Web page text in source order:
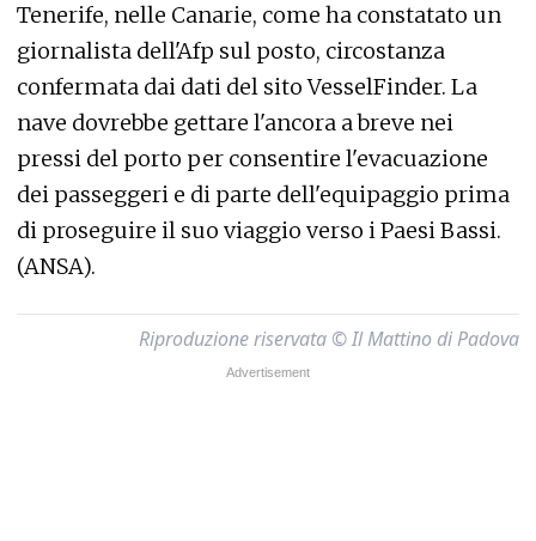
Tenerife, nelle Canarie, come ha constatato un
giornalista dell'Afp sul posto, circostanza
confermata dai dati del sito VesselFinder. La
nave dovrebbe gettare l'ancora a breve nei
pressi del porto per consentire l'evacuazione
dei passeggeri e di parte dell'equipaggio prima
di proseguire il suo viaggio verso i Paesi Bassi.
(ANSA).
Riproduzione riservata © Il Mattino di Padova